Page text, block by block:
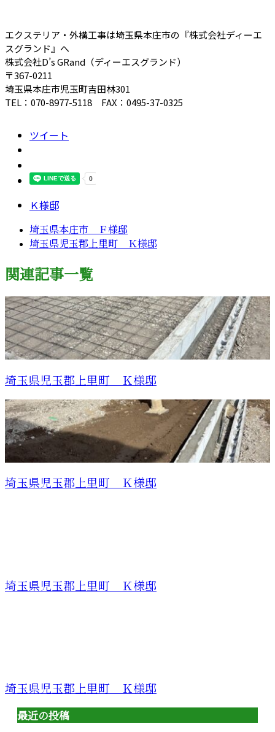
エクステリア・外構工事は埼玉県本庄市の『株式会社ディーエ
スグランド』へ
株式会社D’s GRand（ディーエスグランド）
〒367-0211
埼玉県本庄市児玉町吉田林301
TEL：070-8977-5118 FAX：0495-37-0325
ツイート
Ｋ様邸
埼玉県本庄市 Ｆ様邸
埼玉県児玉郡上里町 Ｋ様邸
関連記事一覧
埼玉県児玉郡上里町 Ｋ様邸
埼玉県児玉郡上里町 Ｋ様邸
埼玉県児玉郡上里町 Ｋ様邸
埼玉県児玉郡上里町 Ｋ様邸
最近の投稿